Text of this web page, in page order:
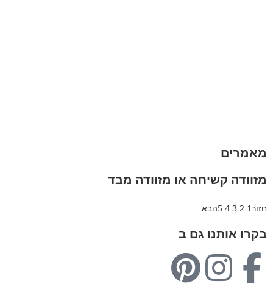
מאמרים
מזוודה קשיחה או מזוודה מבד
חזור1
2
3
4
5הבא
בקרו אותנו גם ב